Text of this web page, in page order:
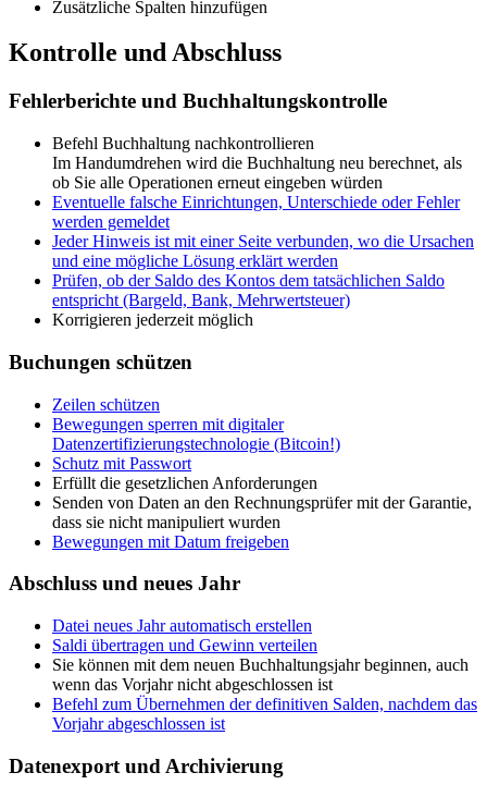
Zusätzliche Spalten hinzufügen
Kontrolle und Abschluss
Fehlerberichte und Buchhaltungskontrolle
Befehl Buchhaltung nachkontrollieren
Im Handumdrehen wird die Buchhaltung neu berechnet, als
ob Sie alle Operationen erneut eingeben würden
Eventuelle falsche Einrichtungen, Unterschiede oder Fehler
werden gemeldet
Jeder Hinweis ist mit einer Seite verbunden, wo die Ursachen
und eine mögliche Lösung erklärt werden
Prüfen, ob der Saldo des Kontos dem tatsächlichen Saldo
entspricht (Bargeld, Bank, Mehrwertsteuer)
Korrigieren jederzeit möglich
Buchungen schützen
Zeilen schützen
Bewegungen sperren mit digitaler
Datenzertifizierungstechnologie (Bitcoin!)
Schutz mit Passwort
Erfüllt die gesetzlichen Anforderungen
Senden von Daten an den Rechnungsprüfer mit der Garantie,
dass sie nicht manipuliert wurden
Bewegungen mit Datum freigeben
Abschluss und neues Jahr
Datei neues Jahr automatisch erstellen
Saldi übertragen und Gewinn verteilen
Sie können mit dem neuen Buchhaltungsjahr beginnen, auch
wenn das Vorjahr nicht abgeschlossen ist
Befehl zum Übernehmen der definitiven Salden, nachdem das
Vorjahr abgeschlossen ist
Datenexport und Archivierung